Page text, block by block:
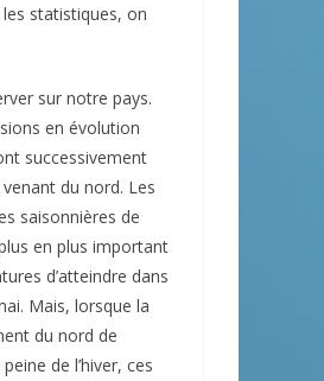
statistiques, on
sur notre pays.
en évolution
successivement
du nord. Les
saisonnières de
en plus important
d’atteindre dans
Mais, lorsque la
du nord de
de l’hiver, ces